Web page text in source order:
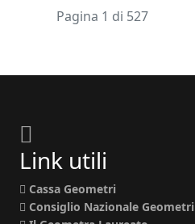
Pagina 1 di 527
Link utili
Cassa Geometri
Consiglio Nazionale Geometri